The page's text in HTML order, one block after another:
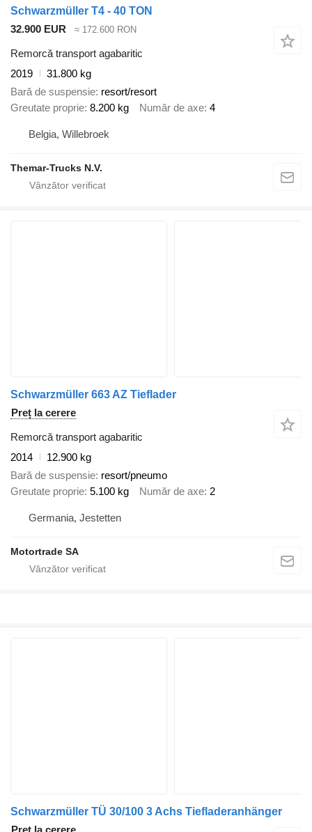
Schwarzmüller T4 - 40 TON
32.900 EUR
≈ 172.600 RON
Remorcă transport agabaritic
2019
31.800 kg
Bară de suspensie resort/resort
Greutate proprie 8.200 kg Număr de axe 4
Belgia, Willebroek
Themar-Trucks N.V.
Schwarzmüller 663 AZ Tieflader
Preț la cerere
Remorcă transport agabaritic
2014
12.900 kg
Bară de suspensie resort/pneumo
Greutate proprie 5.100 kg Număr de axe 2
Germania, Jestetten
Motortrade SA
Schwarzmüller TÜ 30/100 3 Achs Tiefladeranhänger
Preț la cerere